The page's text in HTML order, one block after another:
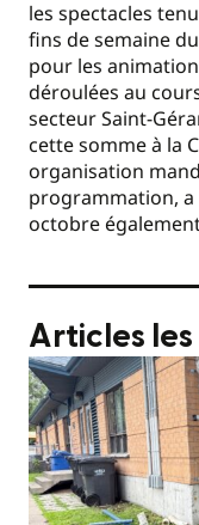
les spectacles
fins de semaine
pour les
déroulées au
secteur Saint-
cette somme à la
organisation
programmation, a
octobre
Articles